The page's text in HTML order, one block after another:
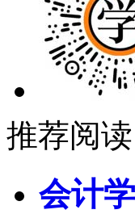
推荐阅读
会计